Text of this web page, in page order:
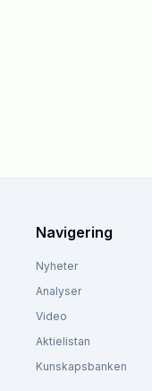
Navigering
Nyheter
Analyser
Video
Aktielistan
Kunskapsbanken